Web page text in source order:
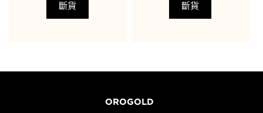
斷貨 斷貨
OROGOLD